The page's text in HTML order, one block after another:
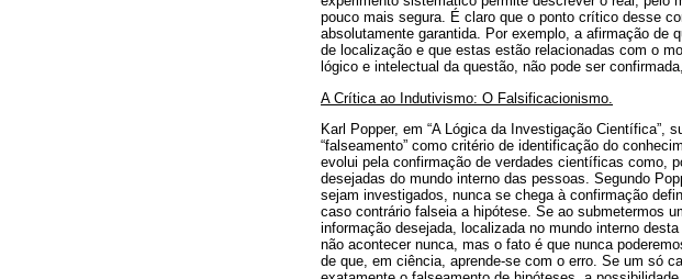
pouco mais segura. É claro que o ponto crítico desse
absolutamente garantida. Por exemplo, a afirmação de
de localização e que estas estão relacionadas com o
lógico e intelectual da questão, não pode ser
A Crítica ao Indutivismo: O Falsificacionismo.
Karl Popper, em “A Lógica da Investigação Científica”,
“falseamento” como critério de identificação do
evolui pela confirmação de verdades científicas como,
desejadas do mundo interno das pessoas. Segundo
sejam investigados, nunca se chega à confirmação
caso contrário falseia a hipótese. Se ao submetermos
informação desejada, localizada no mundo interno
não acontecer nunca, mas o fato é que nunca
de que, em ciência, aprende-se com o erro. Se um só